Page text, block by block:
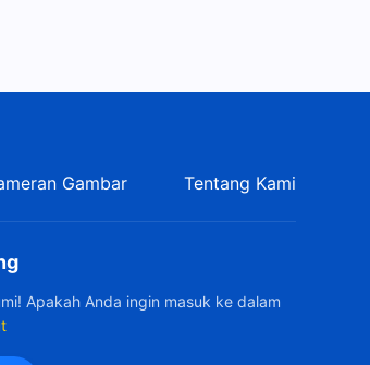
Gambar Tentang Kami
Apakah Anda ingin masuk ke dalam